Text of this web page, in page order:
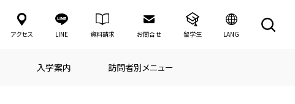
アクセス LINE 資料請求 お問合せ 留学生 LANG
入学案内 訪問者別メニュー